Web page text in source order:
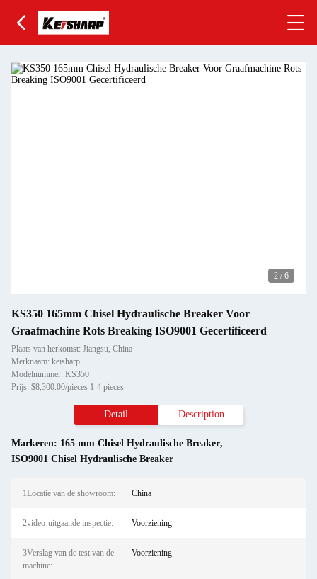
2 / 6
KS350 165mm Chisel Hydraulische Breaker Voor
Graafmachine Rots Breaking ISO9001 Gecertificeerd
Plaats van herkomst: Jiangsu, China
Merknaam: keisharp
Modelnummer: KS350
Prijs: $8,300.00/pieces 1-4 pieces
Detail Description
Markeren: 165 mm Chisel Hydraulische Breaker,
ISO9001 Chisel Hydraulische Breaker
1Locatie van de showroom: China
2video-uitgaande inspectie: Voorziening
3Verslag van de test van de
machine:
Voorziening